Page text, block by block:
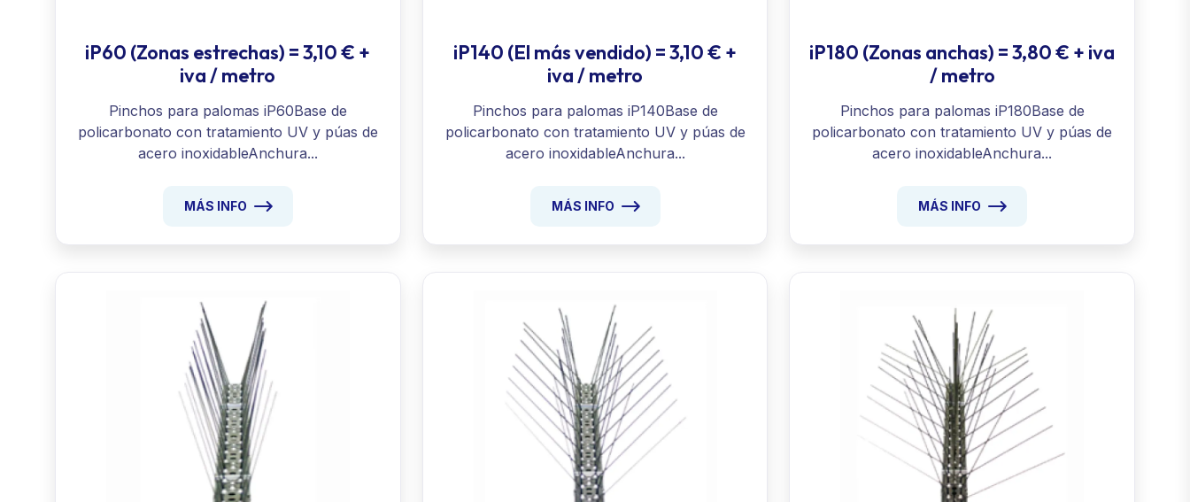
iP60 (Zonas estrechas) = 3,10 € +
iva / metro
Pinchos para palomas iP60Base de
policarbonato con tratamiento UV y púas de
acero inoxidableAnchura...
MÁS INFO
iP140 (El más vendido) = 3,10 € +
iva / metro
Pinchos para palomas iP140Base de
policarbonato con tratamiento UV y púas de
acero inoxidableAnchura...
MÁS INFO
iP180 (Zonas anchas) = 3,80 € + iva
/ metro
Pinchos para palomas iP180Base de
policarbonato con tratamiento UV y púas de
acero inoxidableAnchura...
MÁS INFO